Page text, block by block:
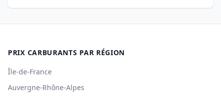
PRIX CARBURANTS PAR RÉGION
Île-de-France
Auvergne-Rhône-Alpes